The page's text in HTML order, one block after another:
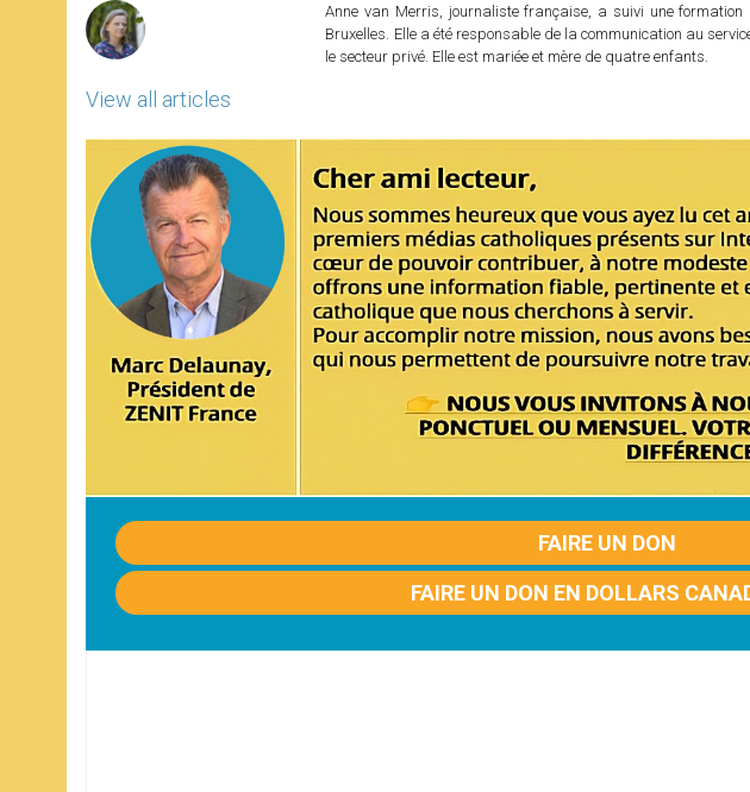
View all articles
Anne van Merris, journaliste française, a suivi une
Bruxelles. Elle a été responsable de la communication au
le secteur privé. Elle est mariée et mère de quatre enfants.
FAIRE UN DON
FAIRE UN DON EN DOLLARS